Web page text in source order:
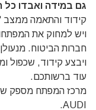
גם במידה ואבדו
קידוד והתאמה ממצב
ויש למחוק את
חברות הביטוח.
ויבצע קידוד, שכפול
עוד ברשותכם.
מרכז המפתח מספק
AUDI.